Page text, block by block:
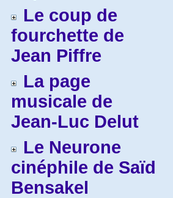
Le coup de
fourchette de
Jean Piffre
La page
musicale de
Jean-Luc Delut
Le Neurone
cinéphile de Saïd
Bensakel